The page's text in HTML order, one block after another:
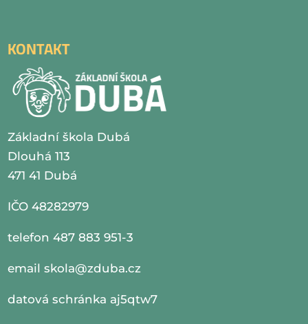
KONTAKT
Základní škola Dubá
Dlouhá 113
471 41 Dubá
IČO 48282979
telefon 487 883 951-3
emailskola@zduba.cz
datová schránka aj5qtw7